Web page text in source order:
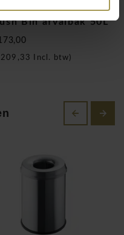
Bin afvalbak 50L
Incl. btw)